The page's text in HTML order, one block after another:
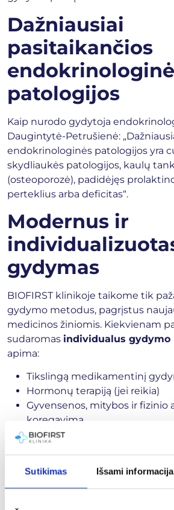
Sutikimas Išsami informacija
Dažniausiai
pasitaikančios
patologijos
Kaip nurodo gydytoja
Daugintytė-Petrušienė:
endokrinologinės patologijos yra
skydliaukės patologijos, kaulų
(osteoporozė), padidėjęs
perteklius arba deficitas“.
Modernus ir
gydymas
BIOFIRST klinikoje taikome tik
gydymo metodus, pagrįstus
medicinos žiniomis. Kiekvienam
sudaromas individualus gydymo
apima:
Tikslingą medikamentinį
Hormonų terapiją (jei reikia)
Gyvensenos, mitybos ir fizinio
koregavimą
Nuolatinę būklės stebėseną
Mūsų tikslas – ne tik pašalinti
bendrą savijautą ir gyvenimo